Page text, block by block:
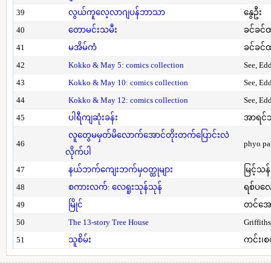
39 လွယ်ကူလေ့လာဂျပန်ဘာသာ
နွေဦး
40
တောမင်းသမီး
ခင်ခင်
41
မအိမ်ကံ
ခင်ခင်
42
Kokko & May 5: comics collection
See,
43
Kokko & May 10: comics collection
See,
44
Kokko & May 12: comics collection
See,
45
ပါရီကျဆုံးခန်း အာရင်
46
လူတွေမမှတ်မိလောက်အောင်တိုးတက်ပြောင်းလဲ
လိုက်ပါ
phyo
47 နယ်ဘက်ကျေးဘက်မှဝတ္ထုများ
မြင့်သန်
48
စကားလက်: လေရူးသုန်သုန်
ရစ်ပလ
49
မြိုင်
တင်အေ
50
The 13-story Tree House
51
သူစိမ်း ကင်း၊